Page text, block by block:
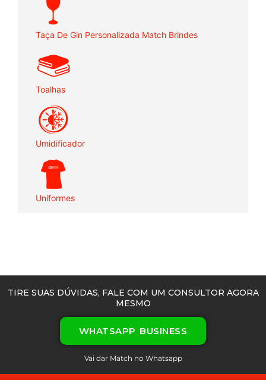
Taça De Gin Personalizada Match Brindes
Toalhas
Umidificador
Uniformes
TIRE SUAS DÚVIDAS, FALE COM UM CONSULTOR AGORA
MESMO
WHATSAPP BUSINESS
Vai dar Match no Whatsapp